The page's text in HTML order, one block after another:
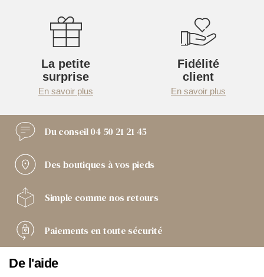
La petite
surprise
En savoir plus
Fidélité
client
En savoir plus
Du conseil04 50 21 21 45
Des boutiques à vos pieds
Simple comme nos retours
Paiements en toute sécurité
De l'aide